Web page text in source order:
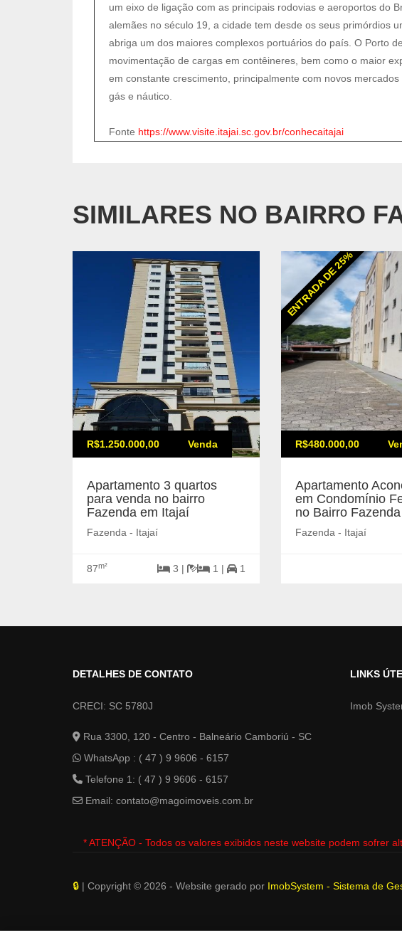
um eixo de ligação com as principais rodovias e aeroportos do
alemães no século 19, a cidade tem desde os seus primórdios
abriga um dos maiores complexos portuários do país. O Porto
movimentação de cargas em contêineres, bem como o maior
em constante crescimento, principalmente com novos
gás e náutico.
Fonte https://www.visite.itajai.sc.gov.br/conhecaitajai
SIMILARES NO BAIRRO
R$1.250.000,00 Venda
Apartamento 3 quartos
para venda no bairro
Fazenda em Itajaí
Fazenda - Itajaí
87m² 3 | 1 | 1
ENTRADA DE 25%
R$480.000,00
Apartamento
em Condomínio
no Bairro Fazenda
Fazenda - Itajaí
DETALHES DE CONTATO
CRECI: SC 5780J
Rua 3300, 120 - Centro - Balneário Camboriú - SC
WhatsApp : ( 47 ) 9 9606 - 6157
Telefone 1: ( 47 ) 9 9606 - 6157
Email: contato@magoimoveis.com.br
LINKS
Imob
* ATENÇÃO - Todos os valores exibidos neste website podem sofrer
🔒 | Copyright © 2026 - Website gerado por ImobSystem - Sistema de